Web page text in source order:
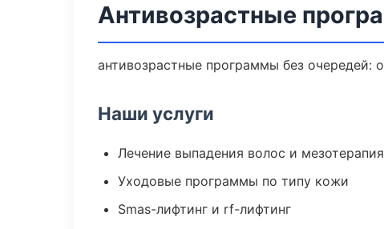
Антивозрастные
антивозрастные программы без очередей:
Наши услуги
Лечение выпадения волос и мезотерапия
Уходовые программы по типу кожи
Smas-лифтинг и rf-лифтинг